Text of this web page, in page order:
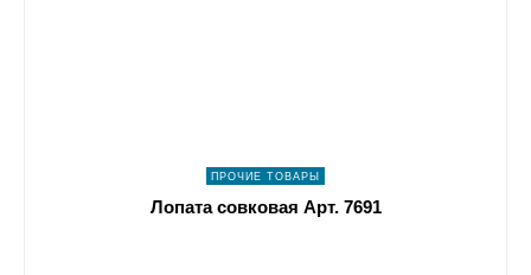
ПРОЧИЕ ТОВАРЫ
Лопата совковая Арт. 7691